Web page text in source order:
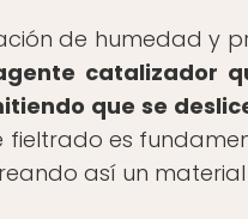
de humedad y
catalizador
que se
fieltrado es
así un